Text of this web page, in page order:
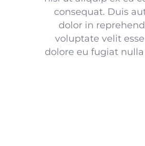
consequat. Duis
dolor in
voluptate velit
dolore eu fugiat